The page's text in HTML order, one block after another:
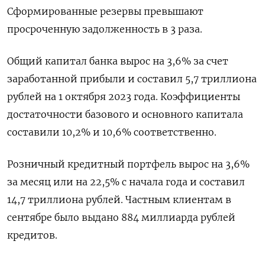
Сформированные резервы превышают
просроченную задолженность в 3 раза.
Общий капитал банка вырос на 3,6% за счет
заработанной прибыли и составил 5,7 триллиона
рублей на 1 октября 2023 года. Коэффициенты
достаточности базового и основного капитала
составили 10,2% и 10,6% соответственно.
Розничный кредитный портфель вырос на 3,6%
за месяц или на 22,5% с начала года и составил
14,7 триллиона рублей. Частным клиентам в
сентябре было выдано 884 миллиарда рублей
кредитов.